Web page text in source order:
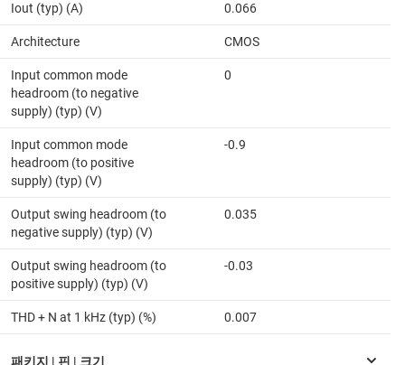
Iout (typ) (A) 0.066
Architecture CMOS
Input common mode
headroom (to negative
supply) (typ) (V)
0
Input common mode
headroom (to positive
supply) (typ) (V)
-0.9
Output swing headroom (to
negative supply) (typ) (V)
0.035
Output swing headroom (to
positive supply) (typ) (V)
-0.03
THD + N at 1 kHz (typ) (%) 0.007